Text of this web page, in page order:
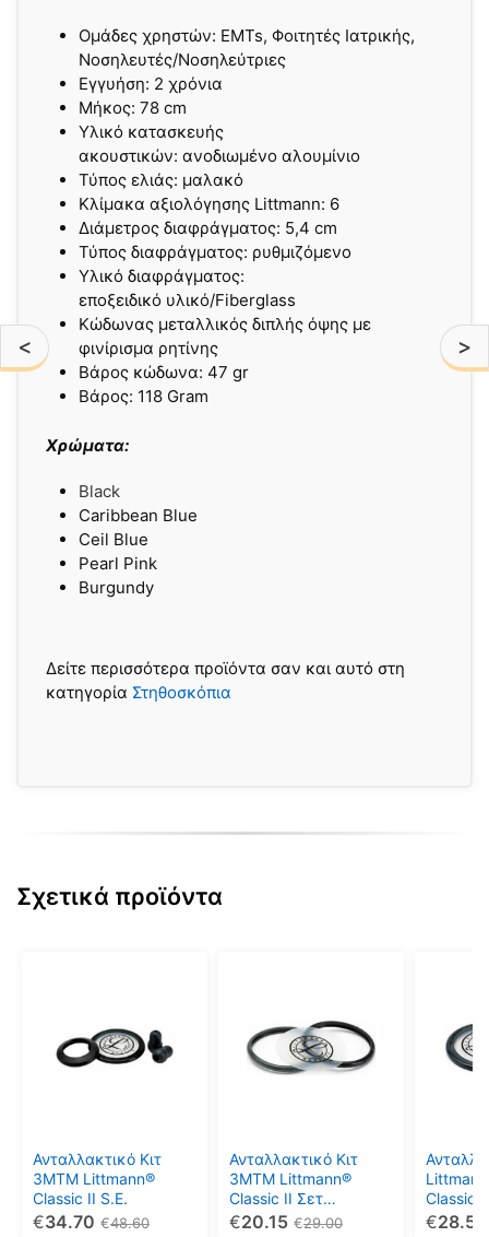
< >
Ομάδες χρηστών: EMTs, Φοιτητές Ιατρικής,
Νοσηλευτές/Nοσηλεύτριες
Εγγυήση: 2 χρόνια
Mήκος: 78 cm
Υλικό κατασκευής
ακουστικών: ανοδιωμένο αλουμίνιο
Τύπος ελιάς: μαλακό
Κλίμακα αξιολόγησης Littmann: 6
Διάμετρος διαφράγματος: 5,4 cm
Τύπος διαφράγματος: ρυθμιζόμενο
Υλικό διαφράγματος:
εποξειδικό υλικό/Fiberglass
Κώδωνας μεταλλικός διπλής όψης με
φινίρισμα ρητίνης
Βάρος κώδωνα: 47 gr
Βάρος: 118 Gram
Χρώματα:
Black
Caribbean Blue
Ceil Blue
Pearl Pink
Burgundy
Δείτε περισσότερα προϊόντα σαν και αυτό στη
κατηγορία Στηθοσκόπια
Σχετικά προϊόντα
Ανταλλακτικό Κιτ
3MTM Littmann®
Classic II S.E.
48.60
€
34.70
€
πολλαπλές
μπορούν
να
επιλεγούν
στη
Ανταλλακτικό Κιτ
3MTM Littmann®
Classic II Σετ
Παιδιατρικού29.00
€
20.15
€ 28.50
€
έχει
να
στη